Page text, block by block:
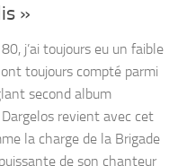
»
j’ai toujours eu un faible
toujours compté parmi
second album
revient avec cet
la charge de la Brigade
de son chanteur